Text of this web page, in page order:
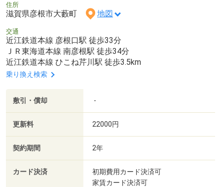
住所
滋賀県彦根市大藪町 地図
交通
近江鉄道本線 彦根口駅 徒歩33分
ＪＲ東海道本線 南彦根駅 徒歩34分
近江鉄道本線 ひこね芹川駅 徒歩3.5km
乗り換え検索
敷引・償却 -
更新料 22000円
契約期間 2年
カード決済
初期費用カード決済可
家賃カード決済可